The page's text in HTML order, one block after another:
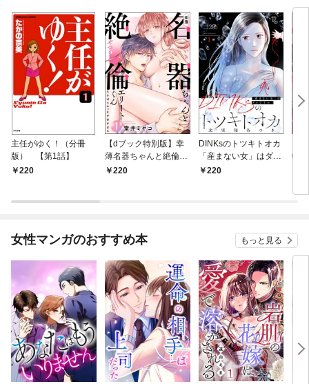
主任がゆく！（分冊
版） 【第1話】
220
【dブック特別版】幸
薄名器ちゃんと絶倫エ
リートくん むさぼりエ
220
DINKsのトツキトオカ
「産まない女」はダメ
ですか？（分冊版）
220
物
話】
女性マンガのおすすめ本 もっと見る